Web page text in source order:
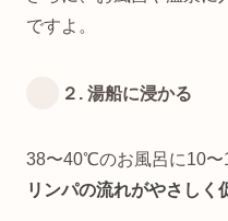
ですよ。
２. 湯船に浸かる
38〜40℃のお風呂に10〜
リンパの流れがやさしく